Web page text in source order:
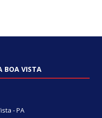
BOA VISTA
- PA